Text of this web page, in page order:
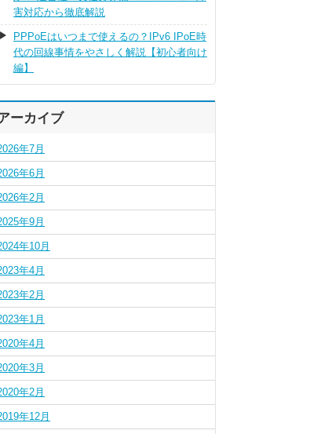
害対応から徹底解説
PPPoEはいつまで使えるの？IPv6 IPoE時
代の回線事情をやさしく解説【初心者向け
編】
ーカイブ
年7月
年6月
年2月
年9月
年10月
年4月
年2月
年1月
年4月
年3月
年2月
年12月